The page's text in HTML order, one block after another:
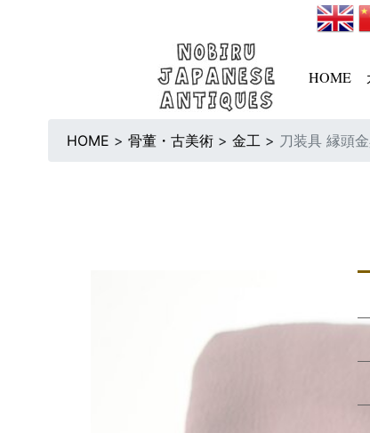
HOME
HOME > 骨董・古美術 > 金工 > 刀装具 縁頭